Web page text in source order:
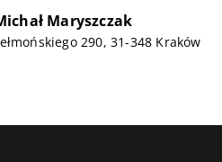
Maryszczak
290, 31-348 Kraków